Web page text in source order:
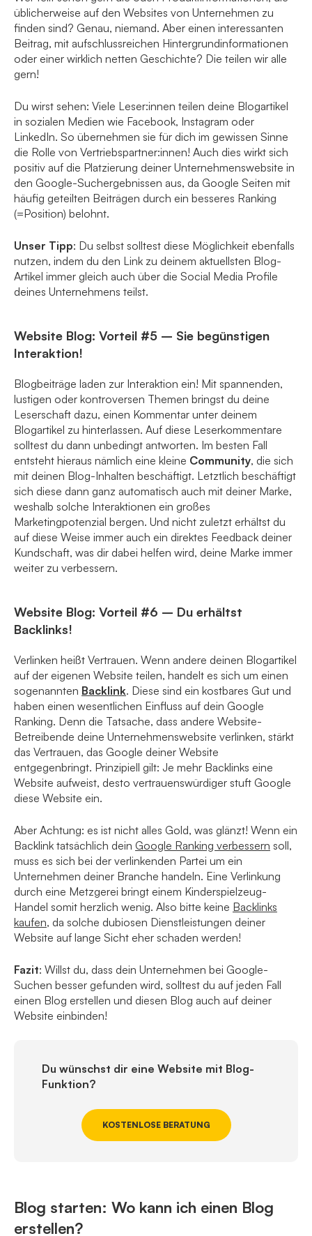
üblicherweise auf den Websites von Unternehmen zu
finden sind? Genau, niemand. Aber einen interessanten
Beitrag, mit aufschlussreichen Hintergrundinformationen
oder einer wirklich netten Geschichte? Die teilen wir alle
gern!
Du wirst sehen: Viele Leser:innen teilen deine Blogartikel
in sozialen Medien wie Facebook, Instagram oder
LinkedIn. So übernehmen sie für dich im gewissen Sinne
die Rolle von Vertriebspartner:innen! Auch dies wirkt sich
positiv auf die Platzierung deiner Unternehmenswebsite in
den Google-Suchergebnissen aus, da Google Seiten mit
häufig geteilten Beiträgen durch ein besseres Ranking
(=Position) belohnt.
Unser Tipp: Du selbst solltest diese Möglichkeit ebenfalls
nutzen, indem du den Link zu deinem aktuellsten Blog-
Artikel immer gleich auch über die Social Media Profile
deines Unternehmens teilst.
Website Blog: Vorteil #5 – Sie begünstigen
Interaktion!
Blogbeiträge laden zur Interaktion ein! Mit spannenden,
lustigen oder kontroversen Themen bringst du deine
Leserschaft dazu, einen Kommentar unter deinem
Blogartikel zu hinterlassen. Auf diese Leserkommentare
solltest du dann unbedingt antworten. Im besten Fall
entsteht hieraus nämlich eine kleine Community, die sich
mit deinen Blog-Inhalten beschäftigt. Letztlich beschäftigt
sich diese dann ganz automatisch auch mit deiner Marke,
weshalb solche Interaktionen ein großes
Marketingpotenzial bergen. Und nicht zuletzt erhältst du
auf diese Weise immer auch ein direktes Feedback deiner
Kundschaft, was dir dabei helfen wird, deine Marke immer
weiter zu verbessern.
Website Blog: Vorteil #6 – Du erhältst
Backlinks!
Verlinken heißt Vertrauen. Wenn andere deinen Blogartikel
auf der eigenen Website teilen, handelt es sich um einen
sogenannten Backlink. Diese sind ein kostbares Gut und
haben einen wesentlichen Einfluss auf dein Google
Ranking. Denn die Tatsache, dass andere Website-
Betreibende deine Unternehmenswebsite verlinken, stärkt
das Vertrauen, das Google deiner Website
entgegenbringt. Prinzipiell gilt: Je mehr Backlinks eine
Website aufweist, desto vertrauenswürdiger stuft Google
diese Website ein.
Aber Achtung: es ist nicht alles Gold, was glänzt! Wenn ein
Backlink tatsächlich dein Google Ranking verbessern soll,
muss es sich bei der verlinkenden Partei um ein
Unternehmen deiner Branche handeln. Eine Verlinkung
durch eine Metzgerei bringt einem Kinderspielzeug-
Handel somit herzlich wenig. Also bitte keine Backlinks
kaufen, da solche dubiosen Dienstleistungen deiner
Website auf lange Sicht eher schaden werden!
Fazit: Willst du, dass dein Unternehmen bei Google-
Suchen besser gefunden wird, solltest du auf jeden Fall
einen Blog erstellen und diesen Blog auch auf deiner
Website einbinden!
Du wünschst dir eine Website mit Blog-
Funktion?
KOSTENLOSE BERATUNG
Blog starten: Wo kann ich einen Blog
erstellen?